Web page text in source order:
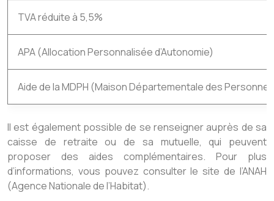
TVA réduite à 5,5%
APA (Allocation Personnalisée d’Autonomie)
Aide de la MDPH (Maison Départementale des
Il est également possible de se renseigner auprès de sa
caisse de retraite ou de sa mutuelle, qui peuvent
proposer des aides complémentaires. Pour plus
d’informations, vous pouvez consulter le site de l’ANAH
(Agence Nationale de l’Habitat).